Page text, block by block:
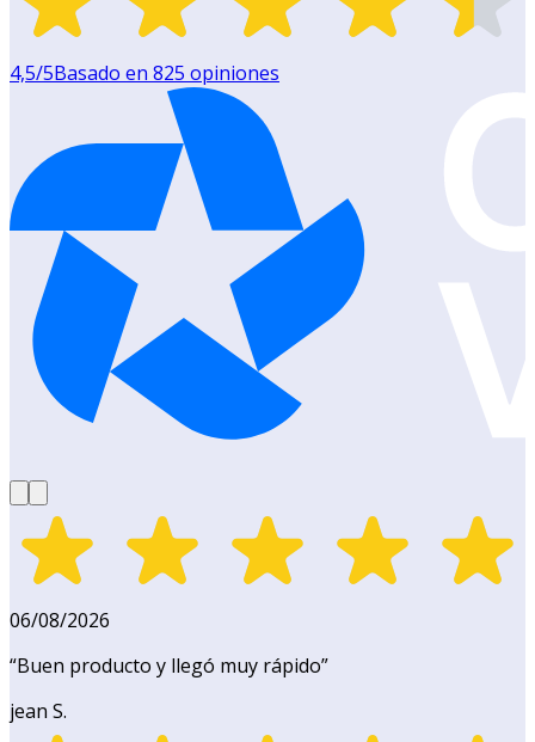
4,5/5Basado en 825 opiniones
06/08/2026
“Buen producto y llegó muy rápido”
jean S.